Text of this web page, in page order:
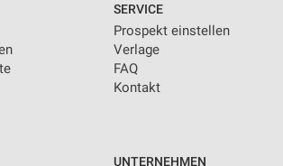
SERVICE
Prospekt einstellen
Verlage
FAQ
Kontakt
UNTERNEHMEN